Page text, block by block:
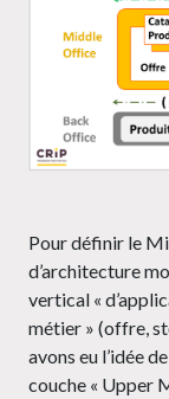
Pour définir le
d’architecture
vertical «
métier » (offre,
avons eu l’idée
couche « Upper